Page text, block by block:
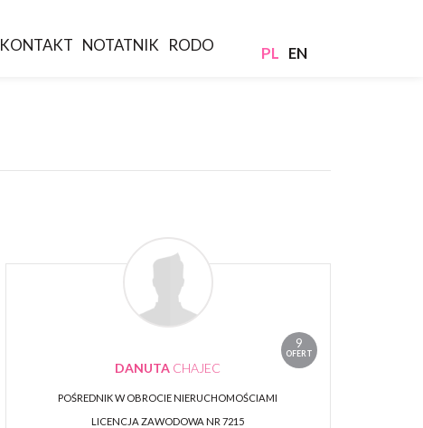
KONTAKT NOTATNIK RODO PL EN
9
OFERT
DANUTA CHAJEC
POŚREDNIK W OBROCIE NIERUCHOMOŚCIAMI
LICENCJA ZAWODOWA NR 7215